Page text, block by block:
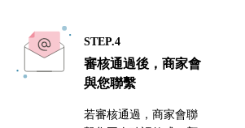
STEP.4
審核通過後，商家會
與您聯繫
若審核通過，商家會聯